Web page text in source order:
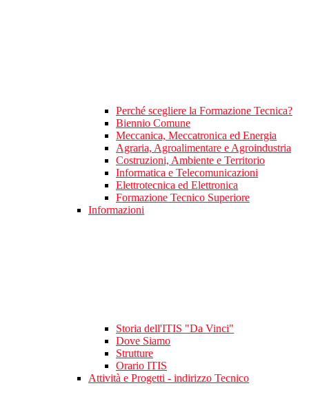
Perché scegliere la Formazione Tecnica?
Biennio Comune
Meccanica, Meccatronica ed Energia
Agraria, Agroalimentare e Agroindustria
Costruzioni, Ambiente e Territorio
Informatica e Telecomunicazioni
Elettrotecnica ed Elettronica
Formazione Tecnico Superiore
Informazioni
Storia dell'ITIS "Da Vinci"
Dove Siamo
Strutture
Orario ITIS
Attività e Progetti - indirizzo Tecnico